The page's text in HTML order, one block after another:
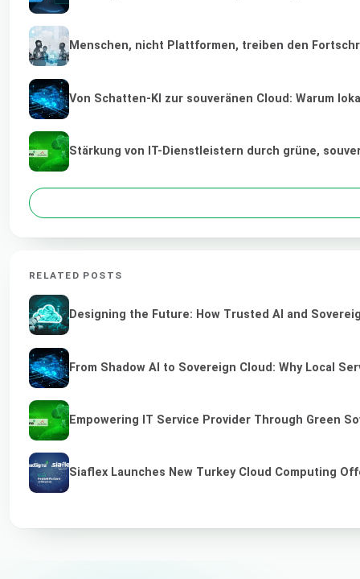
Menschen, nicht Plattformen, treiben den
Von Schatten-KI zur souveränen Cloud: Warum
Stärkung von IT-Dienstleistern durch grüne,
RELATED POSTS
Designing the Future: How Trusted AI and
From Shadow AI to Sovereign Cloud: Why Local
Empowering IT Service Provider Through Green
Siaflex Launches New Turkey Cloud Computing